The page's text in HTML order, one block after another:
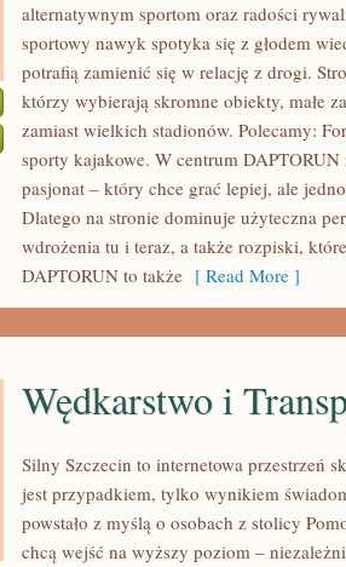
KRYKIET
TRIATHLON
alternatywnym sportom oraz radości
sportowy nawyk spotyka się z głodem
potrafią zamienić się w relację z drogi.
którzy wybierają skromne obiekty, małe
zamiast wielkich stadionów. Polecamy:
sporty kajakowe. W centrum
pasjonat – który chce grać lepiej, ale
Dlatego na stronie dominuje użyteczna
wdrożenia tu i teraz, a także rozpiski,
DAPTORUN to także [ Read More ]
Wędkarstwo i
Silny Szczecin to internetowa przestrzeń
jest przypadkiem, tylko wynikiem
powstało z myślą o osobach z stolicy
chcą wejść na wyższy poziom –